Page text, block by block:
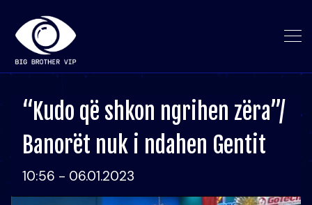
“Kudo që shkon ngrihen zëra”/
Banorët nuk i ndahen Gentit
10:56 - 06.01.2023